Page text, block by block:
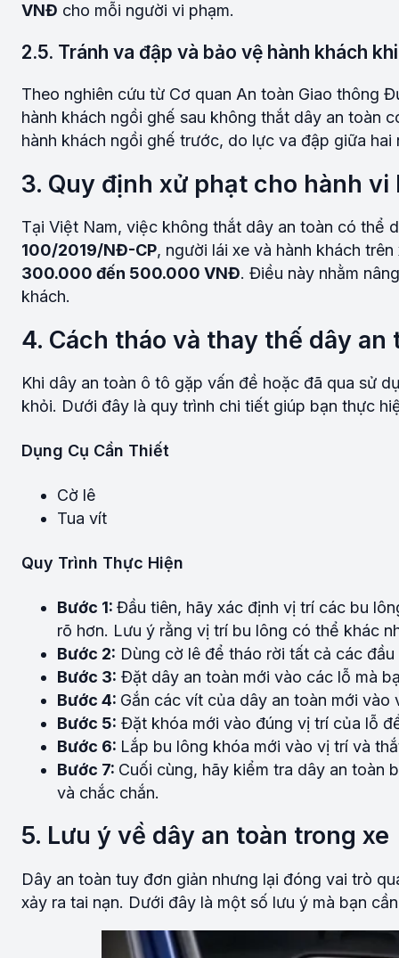
VNĐ cho mỗi người vi phạm.
2.5. Tránh va đập và bảo vệ hành khách
Theo nghiên cứu từ Cơ quan An toàn Giao thông
hành khách ngồi ghế sau không thắt dây an toàn
hành khách ngồi ghế trước, do lực va đập giữa
3. Quy định xử phạt cho hành
Tại Việt Nam, việc không thắt dây an toàn có thể
100/2019/NĐ-CP, người lái xe và hành khách
300.000 đến 500.000 VNĐ. Điều này nhằm
khách.
4. Cách tháo và thay thế dây an
Khi dây an toàn ô tô gặp vấn đề hoặc đã qua sử
khỏi. Dưới đây là quy trình chi tiết giúp bạn thực
Dụng Cụ Cần Thiết
Cờ lê
Tua vít
Quy Trình Thực Hiện
Bước 1: Đầu tiên, hãy xác định vị trí các bu
rõ hơn. Lưu ý rằng vị trí bu lông có thể khác
Bước 2: Dùng cờ lê để tháo rời tất cả các
Bước 3: Đặt dây an toàn mới vào các lỗ mà
Bước 4: Gắn các vít của dây an toàn mới
Bước 5: Đặt khóa mới vào đúng vị trí của lỗ
Bước 6: Lắp bu lông khóa mới vào vị trí và
Bước 7: Cuối cùng, hãy kiểm tra dây an toàn
và chắc chắn.
5. Lưu ý về dây an toàn trong xe
Dây an toàn tuy đơn giản nhưng lại đóng vai trò
xảy ra tai nạn. Dưới đây là một số lưu ý mà bạn